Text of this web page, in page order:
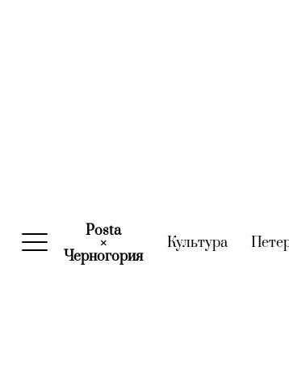
Posta
×
Черногория(current)
Культура(current)